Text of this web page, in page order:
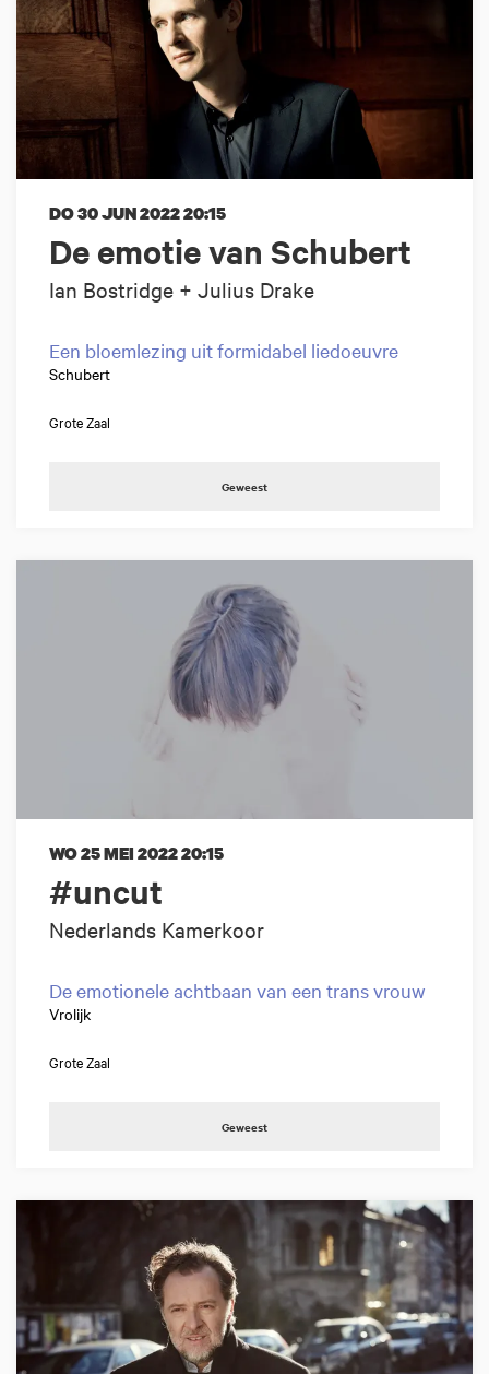
De emotie van Schubert
Ian Bostridge + Julius Drake
DO 30 JUN 202220:15
Een bloemlezing uit formidabel liedoeuvre
Schubert
Grote Zaal
Geweest
#uncut
Nederlands Kamerkoor
WO 25 MEI 202220:15
De emotionele achtbaan van een trans vrouw
Vrolijk
Grote Zaal
Geweest